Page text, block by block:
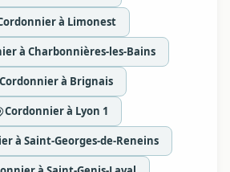
à Limonest
à Charbonnières-les-Bains
Cordonnier à Brignais
Cordonnier à Lyon 1
à Saint-Georges-de-Reneins